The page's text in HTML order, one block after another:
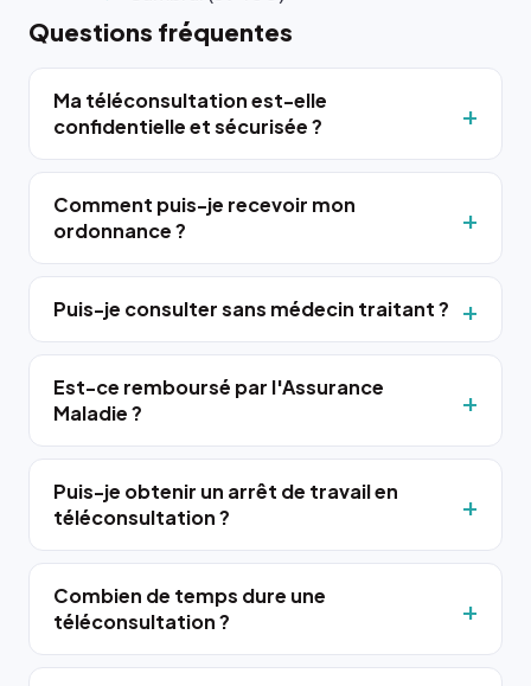
Questions fréquentes
Ma téléconsultation est-elle
confidentielle et sécurisée ?
Comment puis-je recevoir mon
ordonnance ?
Puis-je consulter sans médecin traitant ?
Est-ce remboursé par l'Assurance
Maladie ?
Puis-je obtenir un arrêt de travail en
téléconsultation ?
Combien de temps dure une
téléconsultation ?